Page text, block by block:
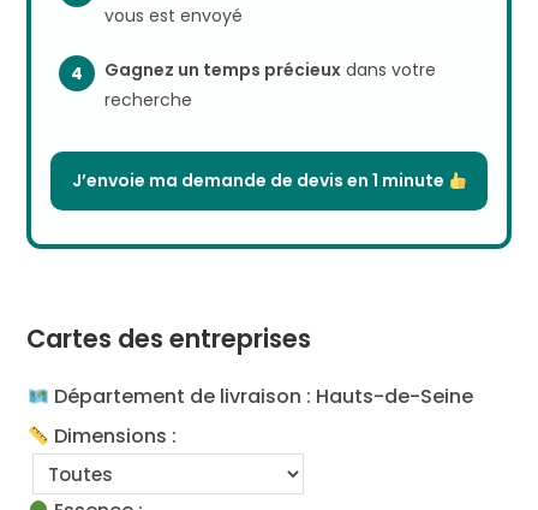
vous est envoyé
Gagnez un temps précieux dans votre
recherche
J’envoie ma demande de devis en 1 minute
Cartes des entreprises
Département de livraison : Hauts-de-Seine
Dimensions :